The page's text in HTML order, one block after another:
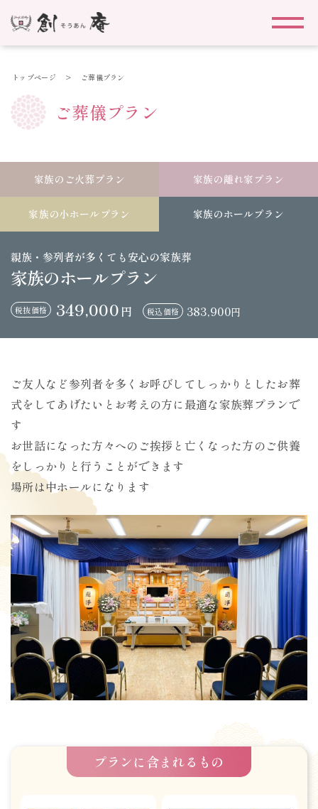
会社情報
求人情報
24時間365日受付
0835-38-2239
トップページ > ご葬儀プラン
ご葬儀プラン
家族のご火葬プラン 家族の離れ家プラン
家族の小ホールプラン 家族のホールプラン
親族・参列者が多くても安心の家族葬
家族のホールプラン
税抜価格 349,000 円 税込価格 383,900円
ご友人など参列者を多くお呼びしてしっかりとしたお葬
式をしてあげたいとお考えの方に最適な家族葬プランで
す
お世話になった方々へのご挨拶と亡くなった方のご供養
をしっかりと行うことができます
場所は中ホールになります
プランに含まれるもの